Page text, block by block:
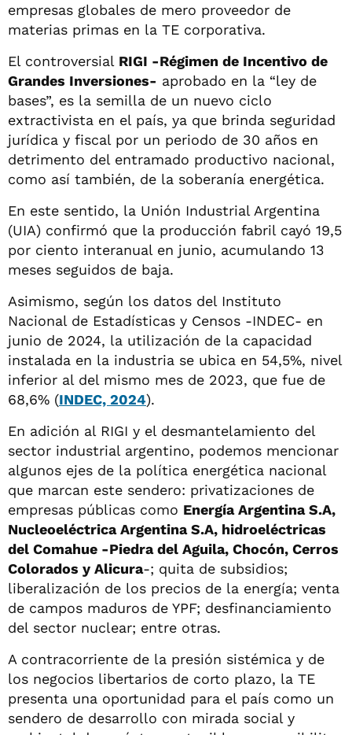
empresas globales de mero proveedor de
materias primas en la TE corporativa.
El controversial RIGI -Régimen de Incentivo de
Grandes Inversiones- aprobado en la “ley de
bases”, es la semilla de un nuevo ciclo
extractivista en el país, ya que brinda seguridad
jurídica y fiscal por un periodo de 30 años en
detrimento del entramado productivo nacional,
como así también, de la soberanía energética.
En este sentido, la Unión Industrial Argentina
(UIA) confirmó que la producción fabril cayó 19,5
por ciento interanual en junio, acumulando 13
meses seguidos de baja.
Asimismo, según los datos del Instituto
Nacional de Estadísticas y Censos -INDEC- en
junio de 2024, la utilización de la capacidad
instalada en la industria se ubica en 54,5%, nivel
inferior al del mismo mes de 2023, que fue de
68,6% (INDEC, 2024).
En adición al RIGI y el desmantelamiento del
sector industrial argentino, podemos mencionar
algunos ejes de la política energética nacional
que marcan este sendero: privatizaciones de
empresas públicas como Energía Argentina S.A,
Nucleoeléctrica Argentina S.A, hidroeléctricas
del Comahue -Piedra del Aguila, Chocón, Cerros
Colorados y Alicura-; quita de subsidios;
liberalización de los precios de la energía; venta
de campos maduros de YPF; desfinanciamiento
del sector nuclear; entre otras.
A contracorriente de la presión sistémica y de
los negocios libertarios de corto plazo, la TE
presenta una oportunidad para el país como un
sendero de desarrollo con mirada social y